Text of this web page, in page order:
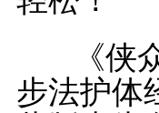
《侠众
步法护体